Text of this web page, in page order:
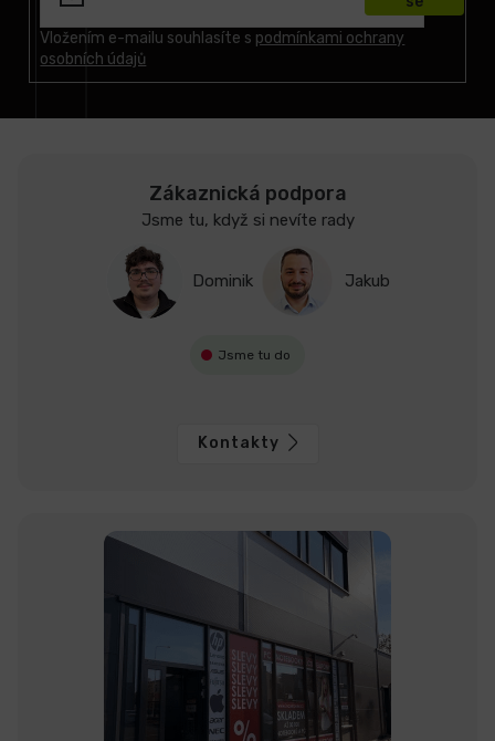
Vložením e-mailu souhlasíte s podmínkami ochrany
osobních údajů
Zákaznická podpora
Jsme tu, když si nevíte rady
Dominik Jakub
Jsme tu do
Kontakty